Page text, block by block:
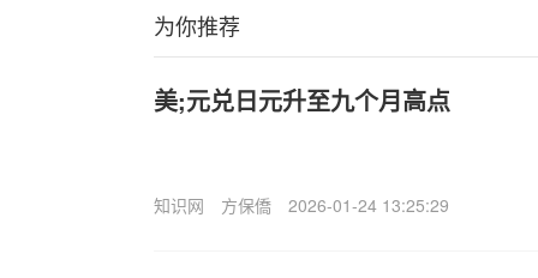
为你推荐
美;元兑日元升至九个月高点
知识网 方保僑 2026-01-24 13:25:29